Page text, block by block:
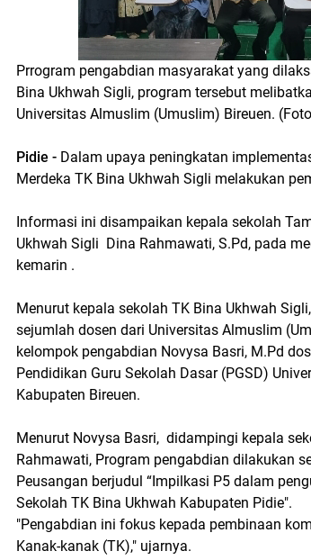
Prrogram pengabdian masyarakat yang
Bina Ukhwah Sigli, program tersebut
Universitas Almuslim (Umuslim) Bireuen.
Pidie - Dalam upaya peningkatan
Merdeka TK Bina Ukhwah Sigli melakukan
Informasi ini disampaikan kepala sekolah
Ukhwah Sigli Dina Rahmawati, S.Pd, pada
kemarin .
Menurut kepala sekolah TK Bina Ukhwah
sejumlah dosen dari Universitas Almuslim
kelompok pengabdian Novysa Basri, M.Pd
Pendidikan Guru Sekolah Dasar (PGSD)
Kabupaten Bireuen.
Menurut Novysa Basri, didampingi kepala
Rahmawati, Program pengabdian dilakukan
Peusangan berjudul “Impilkasi P5 dalam
Sekolah TK Bina Ukhwah Kabupaten Pidie".
"Pengabdian ini fokus kepada pembinaan
Kanak-kanak (TK)," ujarnya.